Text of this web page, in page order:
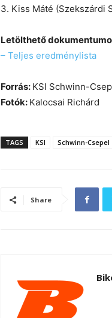
3. Kiss Máté (Szekszárdi
Letölthető
– Teljes eredménylista
Forrás: KSI Schwinn-
Fotók: Kalocsai Richárd
TAGS KSI Schwinn-Csepel
Share